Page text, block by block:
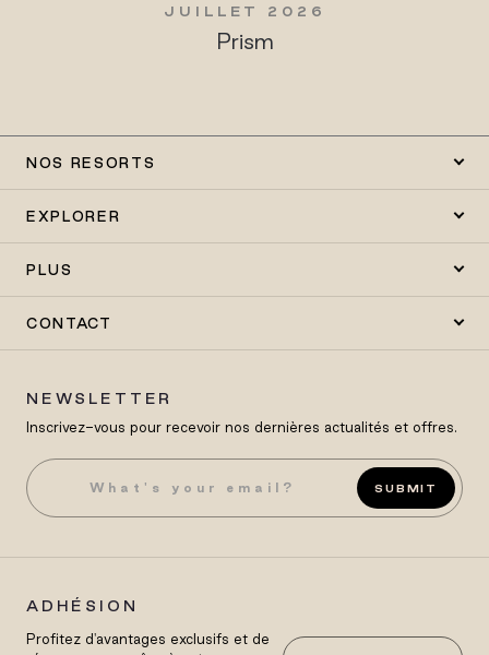
JUILLET 2026
Prism
NOS RESORTS
EXPLORER
PLUS
CONTACT
NEWSLETTER
Inscrivez-vous pour recevoir nos dernières actualités et offres.
SUBMIT
ADHÉSION
Profitez d'avantages exclusifs et de